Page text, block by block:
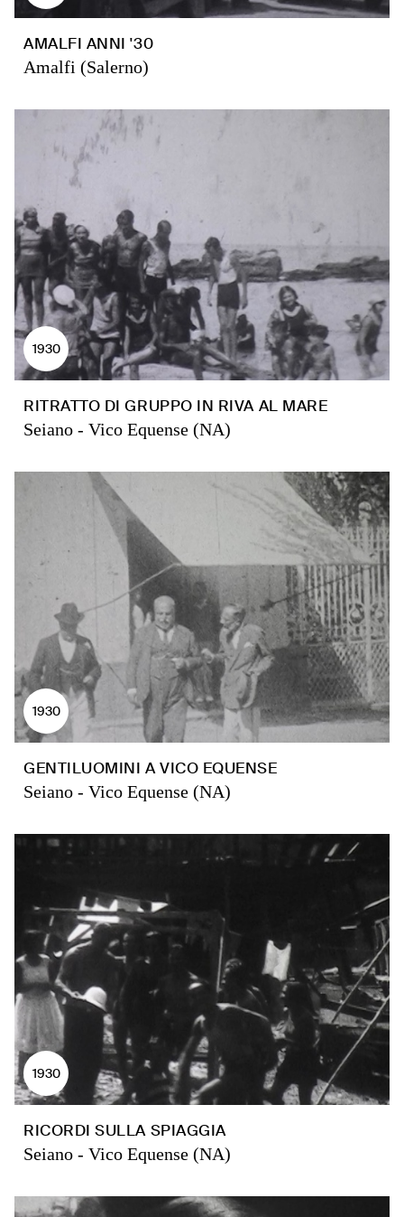
AMALFI ANNI '30
Amalfi (Salerno)
1930
RITRATTO DI GRUPPO IN RIVA AL MARE
Seiano - Vico Equense (NA)
1930
GENTILUOMINI A VICO EQUENSE
Seiano - Vico Equense (NA)
1930
RICORDI SULLA SPIAGGIA
Seiano - Vico Equense (NA)